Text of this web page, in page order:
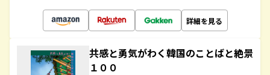
詳細を見る
共感と勇気がわく韓国のことばと絶景
１００